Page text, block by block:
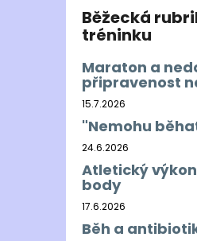
Běžecká
tréninku
Maraton a
připravenost
15.7.2026
"Nemohu
24.6.2026
Atletický
body
17.6.2026
Běh a
899 Kč
Původně:1 200 Kč